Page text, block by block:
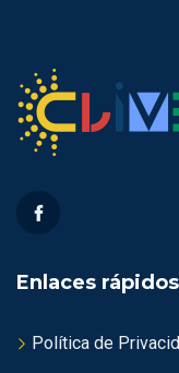
Enlaces rápidos
Política de